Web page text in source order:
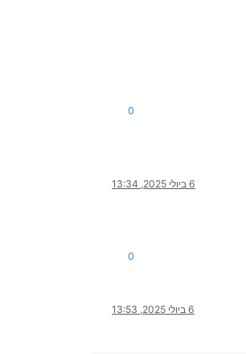
0
6 ביולי 2025, 13:34
0
6 ביולי 2025, 13:53